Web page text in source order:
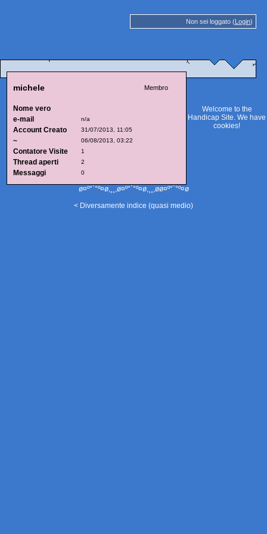
Non sei loggato (Login)
michele Membro
Nome vero
e-mail
n/a
Account Creato 31/07/2013, 11:05
~ 06/08/2013, 03:22
Contatore Visite 1
Thread aperti 2
Messaggi 0
Welcome to the
Handicap Site. We have
cookies!
ø¤º°`°º¤ø,¸¸,ø¤º°`°º¤ø,¸¸,øø¤º°`°º¤ø
< Diversamente indice (quasi medio)